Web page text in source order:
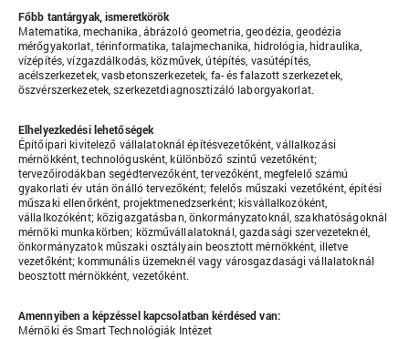
Főbb tantárgyak, ismeretkörök
Matematika, mechanika, ábrázoló geometria, geodézia, geodézia
mérőgyakorlat, térinformatika, talajmechanika, hidrológia, hidraulika,
vízépítés, vízgazdálkodás, közművek, útépítés, vasútépítés,
acélszerkezetek, vasbetonszerkezetek, fa- és falazott szerkezetek,
öszvérszerkezetek, szerkezetdiagnosztizáló laborgyakorlat.
Elhelyezkedési lehetőségek
Építőipari kivitelező vállalatoknál építésvezetőként, vállalkozási
mérnökként, technológusként, különböző szintű vezetőként;
tervezőirodákban segédtervezőként, tervezőként, megfelelő számú
gyakorlati év után önálló tervezőként; felelős műszaki vezetőként, építési
műszaki ellenőrként, projektmenedzserként; kisvállalkozóként,
vállalkozóként; közigazgatásban, önkormányzatoknál, szakhatóságoknál
mérnöki munkakörben; közművállalatoknál, gazdasági szervezeteknél,
önkormányzatok műszaki osztályain beosztott mérnökként, illetve
vezetőként; kommunális üzemeknél vagy városgazdasági vállalatoknál
beosztott mérnökként, vezetőként.
Amennyiben a képzéssel kapcsolatban kérdésed van:
Mérnöki és Smart Technológiák Intézet